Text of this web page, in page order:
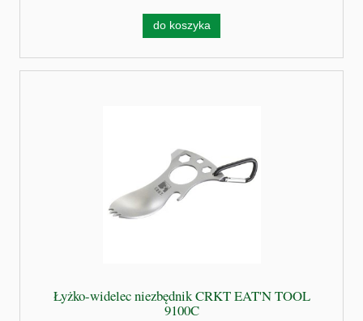
do koszyka
Łyżko-widelec niezbędnik CRKT EAT'N TOOL
9100C